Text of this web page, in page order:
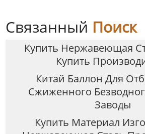
Связанный Поиск
Купить Нержавеющая
Купить
Китай Баллон Для
Сжиженного
Заводы
Купить Материал